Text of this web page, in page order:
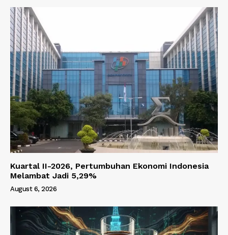
Kuartal II-2026, Pertumbuhan Ekonomi Indonesia
Melambat Jadi 5,29%
August 6, 2026